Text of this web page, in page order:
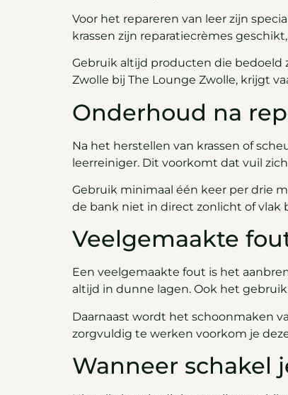
Voor het repareren van leer zijn
krassen zijn reparatiecrèmes
Gebruik altijd producten die bedoeld
Zwolle bij The Lounge Zwolle, krijgt
Onderhoud na
Na het herstellen van krassen of
leerreiniger. Dit voorkomt dat vuil
Gebruik minimaal één keer per drie
de bank niet in direct zonlicht of
Veelgemaakte
Een veelgemaakte fout is het
altijd in dunne lagen. Ook het
Daarnaast wordt het schoonmaken
zorgvuldig te werken voorkom je
Wanneer schakel